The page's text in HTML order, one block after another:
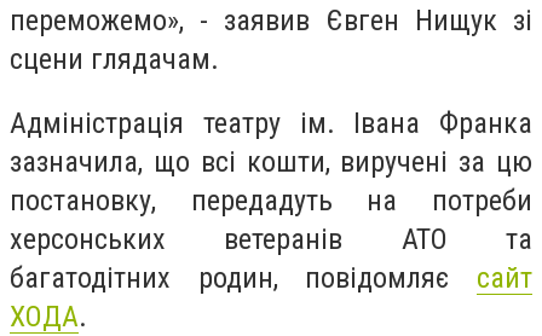
переможемо», - заявив Євген Нищук зі
сцени глядачам.
Адміністрація театру ім. Івана Франка
зазначила, що всі кошти, виручені за цю
постановку, передадуть на потреби
херсонських ветеранів АТО та
багатодітних родин, повідомляє сайт
ХОДА.